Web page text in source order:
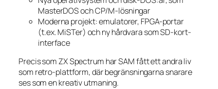
MasterDOS och CP/M-lösningar
Moderna projekt: emulatorer, FPGA-portar
(t.ex. MiSTer) och ny hårdvara som SD-kort-
interface
Precis som ZX Spectrum har SAM fått ett andra liv
som retro-plattform, där begränsningarna snarare
ses som en kreativ utmaning.